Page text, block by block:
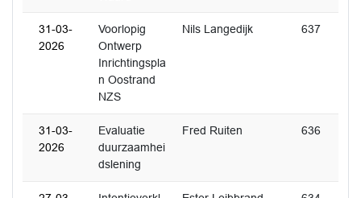
31-03-
2026
Voorlopig
Ontwerp
Inrichtingspla
n Oostrand
NZS
Nils Langedijk 637
31-03-
2026
Evaluatie
duurzaamhei
dslening
Fred Ruiten 636